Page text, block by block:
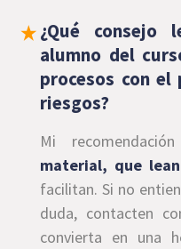
¿Qué
alumno del
procesos con el
riesgos?
Mi
material, que
facilitan. Si no
duda, contacten
convierta en una